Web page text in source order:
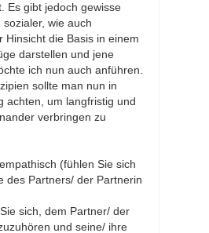
Es gibt jedoch gewisse
wie auch
Hinsicht die Basis in einem
darstellen und jene
ich nun auch anführen.
sollte man nun in
achten, um langfristig und
verbringen zu
(fühlen Sie sich
des Partners/ der Partnerin
sich, dem Partner/ der
und seine/ ihre